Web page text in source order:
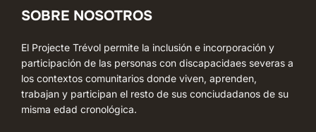
SOBRE NOSOTROS
El Projecte Trévol permite la inclusión e incorporación y
participación de las personas con discapacidaes severas a
los contextos comunitarios donde viven, aprenden,
trabajan y participan el resto de sus conciudadanos de su
misma edad cronológica.